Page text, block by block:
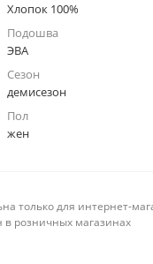
Хлопок 100%
Подошва
ЭВА
Сезон
демисезон
Пол
жен
только для интернет-
в розничных магазинах